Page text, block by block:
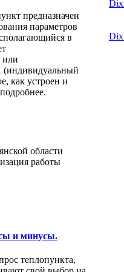
предназначен
параметров
в
или
как устроен и
области
работы
и минусы.
теплопункта,